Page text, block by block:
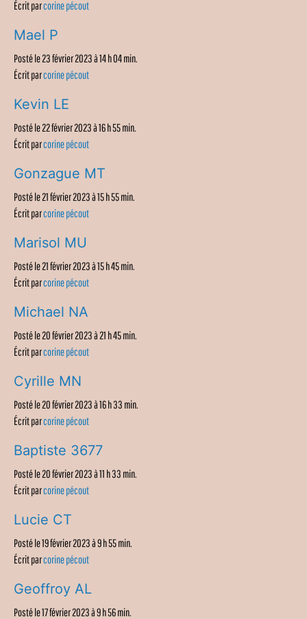
Écrit parcorine pécout
Mael P
Posté le 23 février 2023 à 14 h 04 min.
Écrit parcorine pécout
Kevin LE
Posté le 22 février 2023 à 16 h 55 min.
Écrit parcorine pécout
Gonzague MT
Posté le 21 février 2023 à 15 h 55 min.
Écrit parcorine pécout
Marisol MU
Posté le 21 février 2023 à 15 h 45 min.
Écrit parcorine pécout
Michael NA
Posté le 20 février 2023 à 21 h 45 min.
Écrit parcorine pécout
Cyrille MN
Posté le 20 février 2023 à 16 h 33 min.
Écrit parcorine pécout
Baptiste 3677
Posté le 20 février 2023 à 11 h 33 min.
Écrit parcorine pécout
Lucie CT
Posté le 19 février 2023 à 9 h 55 min.
Écrit parcorine pécout
Geoffroy AL
Posté le 17 février 2023 à 9 h 56 min.